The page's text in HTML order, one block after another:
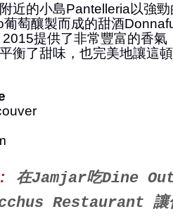
近的小島Pantelleria以強
葡萄釀製而成的甜酒
提供了非常豐富的香氣
衡了甜味，也完美地讓這
在Jamjar吃Dine
Restaurant 讓